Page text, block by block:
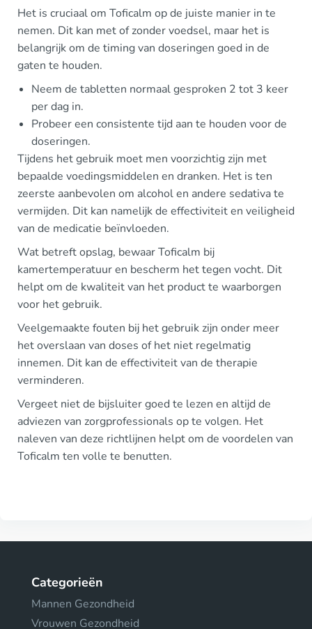
Het is cruciaal om Toficalm op de juiste manier in te
nemen. Dit kan met of zonder voedsel, maar het is
belangrijk om de timing van doseringen goed in de
gaten te houden.
Neem de tabletten normaal gesproken 2 tot 3 keer
per dag in.
Probeer een consistente tijd aan te houden voor de
doseringen.
Tijdens het gebruik moet men voorzichtig zijn met
bepaalde voedingsmiddelen en dranken. Het is ten
zeerste aanbevolen om alcohol en andere sedativa te
vermijden. Dit kan namelijk de effectiviteit en veiligheid
van de medicatie beïnvloeden.
Wat betreft opslag, bewaar Toficalm bij
kamertemperatuur en bescherm het tegen vocht. Dit
helpt om de kwaliteit van het product te waarborgen
voor het gebruik.
Veelgemaakte fouten bij het gebruik zijn onder meer
het overslaan van doses of het niet regelmatig
innemen. Dit kan de effectiviteit van de therapie
verminderen.
Vergeet niet de bijsluiter goed te lezen en altijd de
adviezen van zorgprofessionals op te volgen. Het
naleven van deze richtlijnen helpt om de voordelen van
Toficalm ten volle te benutten.
Categorieën
Mannen Gezondheid
Vrouwen Gezondheid